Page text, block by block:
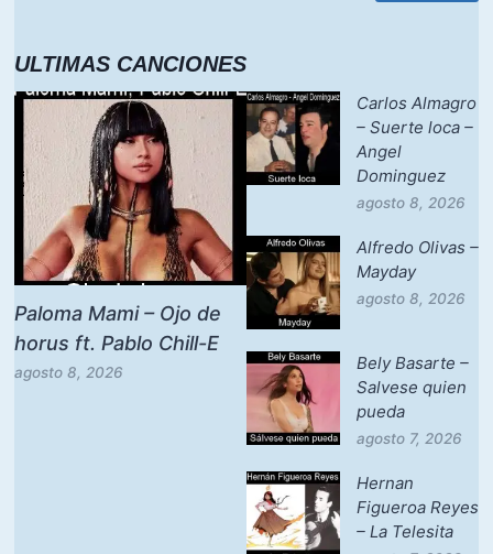
ULTIMAS CANCIONES
Paloma Mami – Ojo de
horus ft. Pablo Chill-E
agosto 8, 2026
Carlos Almagro
– Suerte loca –
Angel
Dominguez
agosto 8, 2026
Alfredo Olivas –
Mayday
agosto 8, 2026
Bely Basarte –
Salvese quien
pueda
agosto 7, 2026
Hernan
Figueroa Reyes
– La Telesita